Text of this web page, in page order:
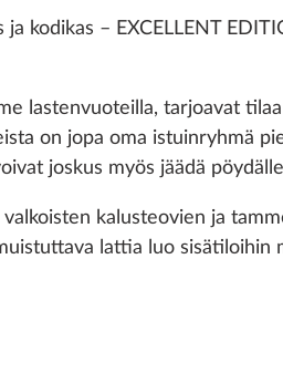
kodikas – EXCELLENT
lastenvuoteilla, tarjoavat
on jopa oma istuinryhmä
joskus myös jäädä
kalusteovien ja
lattia luo sisätiloihin